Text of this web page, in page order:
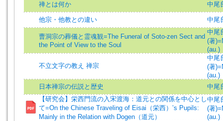
禅とは何か 中尾
他宗・他教との違い 中尾
曹洞宗の葬儀と霊魂観=The Funeral of Soto-zen Sect and
the Point of View to the Soul
中尾
(著
(au.)
不立文字の教え 禅宗
中尾
(著
(au.)
日本禅宗の伝説と歴史
中尾
【研究会】栄西門流の入宋渡海：道元との関係を中心とし
て=On the Chinese Traveling of Eisai（栄西）’s Pupils:
Mainly in the Relation with Dogen（道元）
中尾
(著
(au.)